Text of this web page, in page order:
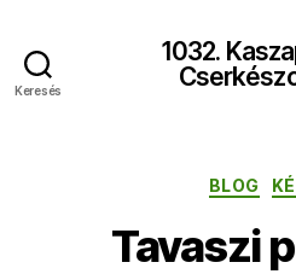
Keresés
1032.
BLOG
Tavaszi